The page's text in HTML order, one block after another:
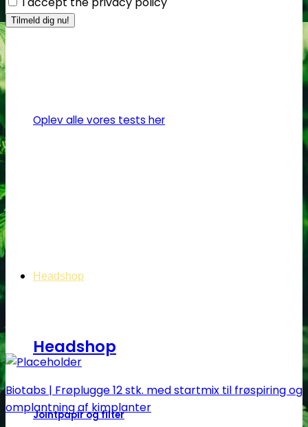
Oplev alle vores tests her
Headshop
Headshop
Jointpapir og filter
Biotabs | Frøplugge 12 stk. med startmix til frøspiring og
omplantning af kimplanter